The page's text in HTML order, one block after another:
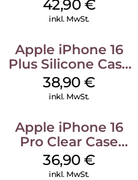
42,90 €
inkl. MwSt.
Apple iPhone 16
Plus Silicone Case
MagSafe Denim
38,90€
inkl. MwSt.
Apple iPhone 16
Pro Clear Case
MagSafe
Transparent
36,90€
inkl. MwSt.